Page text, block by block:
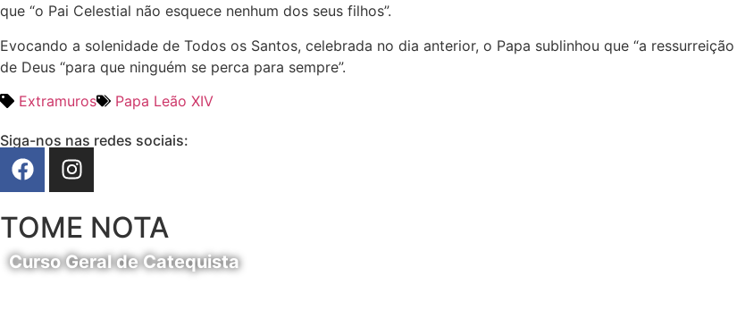
que “o Pai Celestial não esquece nenhum dos seus filhos”.
Evocando a solenidade de Todos os Santos, celebrada no dia anterior, o Papa sublinhou que “a
de Deus “para que ninguém se perca para sempre”.
Extramuros
Papa Leão XIV
Siga-nos nas redes sociais:
TOME NOTA
Curso Geral de Catequista